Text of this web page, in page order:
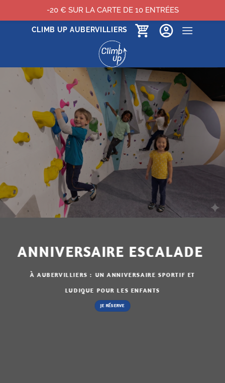
CLIMB UP AUBERVILLIERS
ANNIVERSAIRE ESCALADE
À AUBERVILLIERS : UN ANNIVERSAIRE SPORTIF ET
LUDIQUE POUR LES ENFANTS
JE RÉSERVE
-20 € SUR LA CARTE DE 10 ENTRÉES